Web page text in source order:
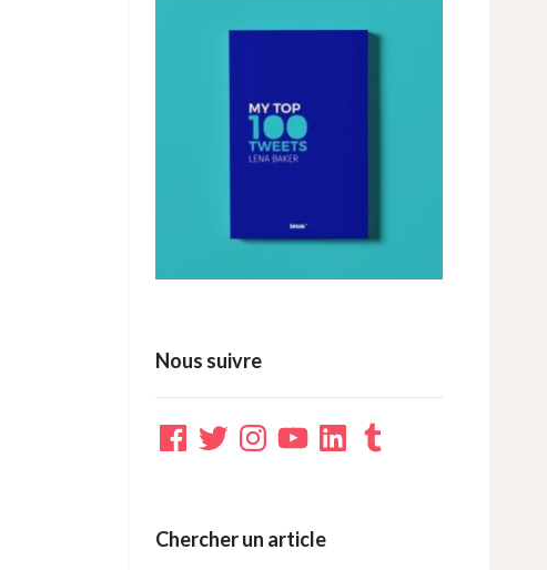
Nous suivre
Facebook
TwitterInstagramYouTubeLinkedInTumblr
Chercher un article